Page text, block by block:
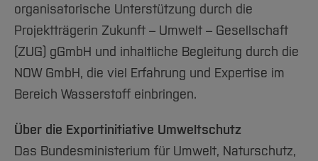
organisatorische Unterstützung durch die
Projektträgerin Zukunft – Umwelt – Gesellschaft
(ZUG) gGmbH und inhaltliche Begleitung durch die
NOW GmbH, die viel Erfahrung und Expertise im
Bereich Wasserstoff einbringen.
Über die Exportinitiative Umweltschutz
Das Bundesministerium für Umwelt, Naturschutz,